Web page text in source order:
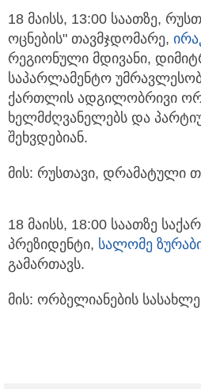
18 მაისს, 13:00 საათზე,
ოცნების" თავმჯდომარე,
რეგიონული მდივანი,
საპარლამენტო
ქართლის ადგილობრივი
ხელმძღვანელებს და
შეხვდებიან.
მის: რუსთავი, დრამატული
18 მაისს, 18:00 საათზე
პრეზიდენტი, სალომე
გამართავს.
მის: ორბელიანების სასახლე